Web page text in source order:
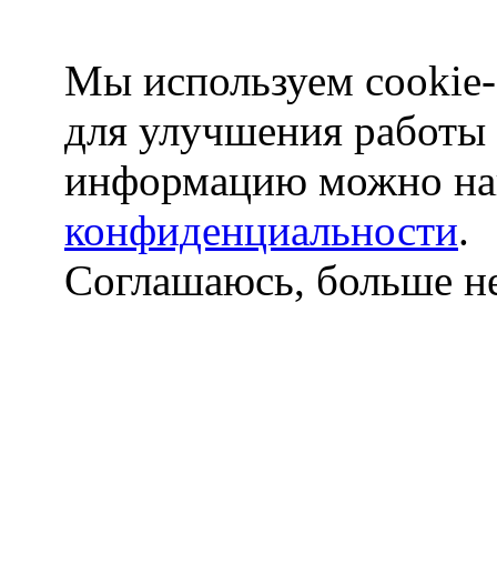
Мы используем
для улучшения
информацию можно
конфиденциальности.
Соглашаюсь, больше